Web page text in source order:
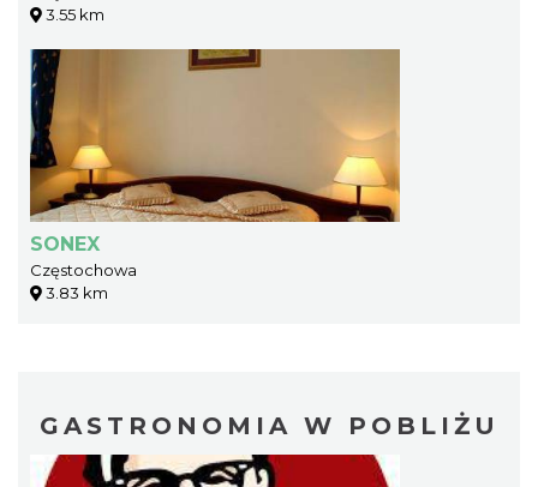
3.55 km
SONEX
Częstochowa
3.83 km
GASTRONOMIA W POBLIŻU